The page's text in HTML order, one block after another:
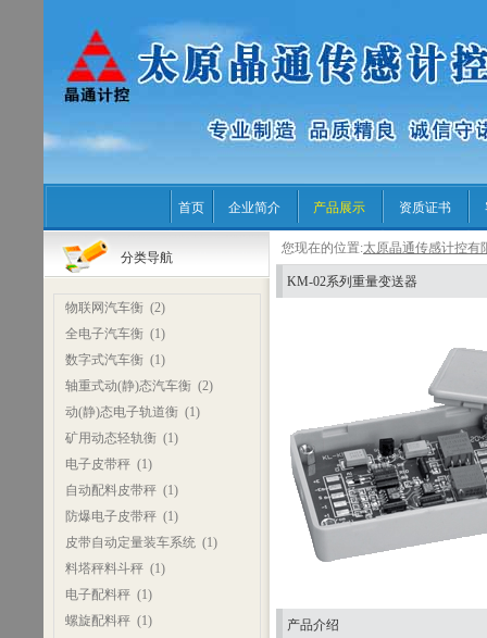
首页 企业简介 产品展示 资质证书
分类导航
物联网汽车衡(2)
全电子汽车衡(1)
数字式汽车衡(1)
轴重式动(静)态汽车衡(2)
动(静)态电子轨道衡(1)
矿用动态轻轨衡(1)
电子皮带秤(1)
自动配料皮带秤(1)
防爆电子皮带秤(1)
皮带自动定量装车系统(1)
料塔秤料斗秤(1)
电子配料秤(1)
螺旋配料秤(1)
您现在的位置:太原晶通传感计控有
KM-02系列重量变送器
产品介绍